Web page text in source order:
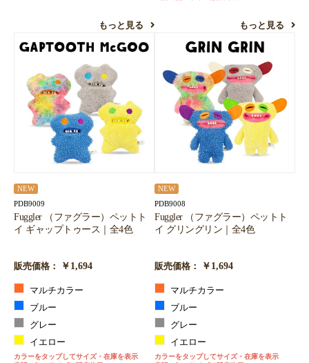
もっと見る もっと見る
NEW
PDB9009
Fuggler （ファグラー）ペットト
イ ギャップトゥース｜全4色
販売価格： ￥1,694
マルチカラー
ブルー
グレー
イエロー
カラーをタップしてサイズ・在庫を表示
NEW
PDB9008
Fuggler （ファグラー）ペットト
イ グリングリン｜全4色
販売価格： ￥1,694
マルチカラー
ブルー
グレー
イエロー
カラーをタップしてサイズ・在庫を表示